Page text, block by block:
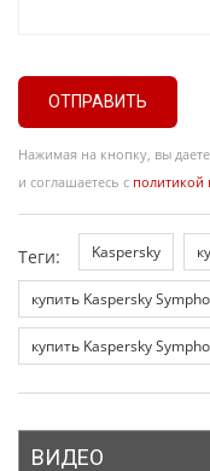
ОТПРАВИТЬ
Нажимая на кнопку, вы
и соглашаетесь с политикой
Теги: Kaspersky
купить Kaspersky
купить Kaspersky
ВИДЕО